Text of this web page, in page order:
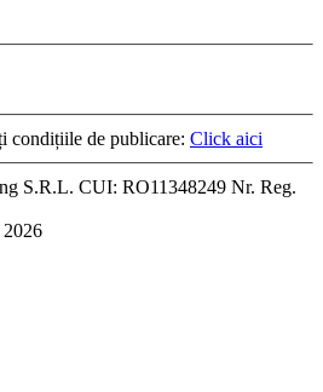
condițiile de publicare: Click aici
S.R.L. CUI: RO11348249 Nr. Reg.